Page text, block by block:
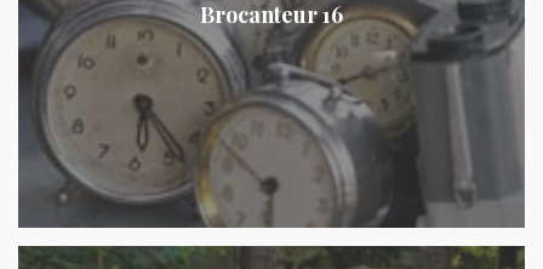
Brocanteur 16